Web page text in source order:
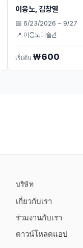
이응노, 김창열
📅 6/23/2026 ~ 9/27
📍 이응노미술관
เริ่มต้น ₩600
บริษัท
เกี่ยวกับเรา
ร่วมงานกับเรา
ดาวน์โหลดแอป